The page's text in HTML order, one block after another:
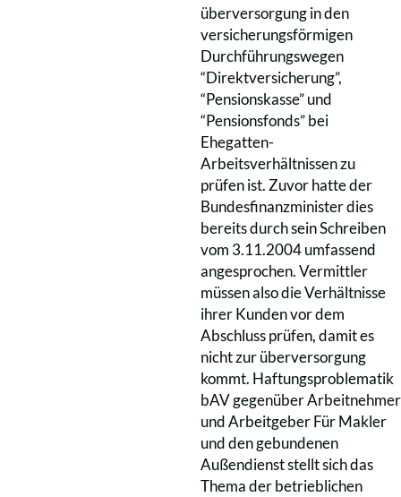
überversorgung in den
versicherungsförmigen
Durchführungswegen
“Direktversicherung”,
“Pensionskasse” und
“Pensionsfonds” bei
Ehegatten-
Arbeitsverhältnissen zu
prüfen ist. Zuvor hatte der
Bundesfinanzminister dies
bereits durch sein Schreiben
vom 3.11.2004 umfassend
angesprochen. Vermittler
müssen also die Verhältnisse
ihrer Kunden vor dem
Abschluss prüfen, damit es
nicht zur überversorgung
kommt. Haftungsproblematik
bAV gegenüber Arbeitnehmer
und Arbeitgeber Für Makler
und den gebundenen
Außendienst stellt sich das
Thema der betrieblichen